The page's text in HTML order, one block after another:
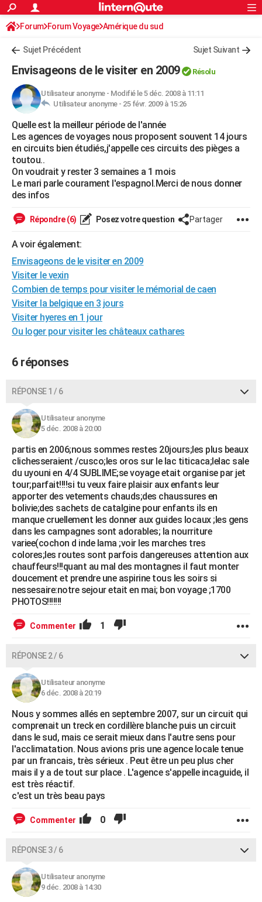
ACTUALITÉS
Politique
Société
Faits Divers
Education
Monde
Villes
+
FINANCE
Retraite
Impôts
Epargne
Immobilier
Risques naturels par ville
Banque
Assurance
Crédit
AUTO
Essais
Réserver un essai
Citadines
Berlines
SUV
Forum auto
+HIGH-TECH
Mobiles
Meilleur smartphone
Internet
Ordinateurs
Jeux vidéo
Guide high-tech
+BRICOLAGE
Forum
Aménagement intérieur
Extérieur
Cuisine
Salle de bains
Jardinage
Rangement
WEEK-END
Art de vivre
Bien-être
Loisirs
Mode
Modes de vie
Alimentation
Guide de la santé
Maladies
Médicaments
Sommeil
Destinations
City break
Voyage nature
Voyage de noces
Forum
Climat
+PHOTO
GUIDES D'ACHAT
BONS PLANS
Carte de Noël
Carte Bonne année
Carte Saint-Valentin
Carte Pâques
Carte d'anniversaire
DICTIONNAIRE
Dictionnaire
Biographies
Citations
Expressions
Proverbes
PROGRAMME TV
COPAINS D'AVANT
S'inscrire
Se connecter
Lycées
Collèges
Primaires
Universités
Entreprises
Service militaire
Avis de recherche
FORUM
Bricolage
Lifestyle
Culture
Sport
Auto
Television
Voyage
Cinema
S'inscrire
Connexion
Forum Forum Voyage Amérique du sud
Sujet Précédent Sujet Suivant
Envisageons de le visiter en 2009 Résolu
Utilisateur anonyme- Modifié le 5 déc. 2008 à 11:11
Utilisateur anonyme - 25 févr. 2009 à 15:26
Quelle est la meilleur période de l'année
Les agences de voyages nous proposent souvent 14 jours
en circuits bien étudiés,j'appelle ces circuits des pièges a
toutou..
On voudrait y rester 3 semaines a 1 mois
Le mari parle courament l'espagnol.Merci de nous donner
des infos
Répondre (6) Posez votre question Partager
A voir également:
Envisageons de le visiter en 2009
Visiter le vexin
Combien de temps pour visiter le mémorial de caen
Visiter la belgique en 3 jours
Visiter hyeres en 1 jour
Ou loger pour visiter les châteaux cathares
6 réponses
RÉPONSE 1 / 6
Utilisateur anonyme
5 déc. 2008 à 20:00
partis en 2006;nous sommes restes 20jours;les plus beaux
clichesseraient /cusco;les oros sur le lac titicaca;lelac sale
du uyouni en 4/4 SUBLIME;se voyage etait organise par jet
tour;parfait!!!!si tu veux faire plaisir aux enfants leur
apporter des vetements chauds;des chaussures en
bolivie;des sachets de catalgine pour enfants ils en
manque cruellement les donner aux guides locaux ;les gens
dans les campagnes sont adorables; la nourriture
variee(cochon d inde lama ;voir les marches tres
colores;les routes sont parfois dangereuses attention aux
chauffeurs!!!quant au mal des montagnes il faut monter
doucement et prendre une aspirine tous les soirs si
nessesaire:notre sejour etait en mai; bon voyage ;1700
PHOTOS!!!!!!!
Commenter 1
RÉPONSE 2 / 6
Utilisateur anonyme
6 déc. 2008 à 20:19
Nous y sommes allés en septembre 2007, sur un circuit qui
comprenait un treck en cordillère blanche puis un circuit
dans le sud, mais ce serait mieux dans l'autre sens pour
l'acclimatation. Nous avions pris une agence locale tenue
par un francais, très sérieux . Peut être un peu plus cher
mais il y a de tout sur place . L'agence s'appelle incaguide, il
est très réactif.
c'est un très beau pays
Commenter 0
RÉPONSE 3 / 6
Utilisateur anonyme
9 déc. 2008 à 14:30